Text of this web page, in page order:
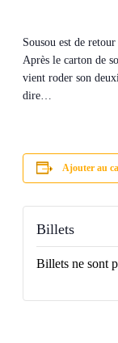
Sousou est de
Après le carton de
vient roder son
dire…
Ajouter au
Billets
Billets ne sont